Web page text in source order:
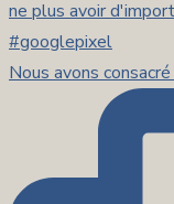
Nous avons